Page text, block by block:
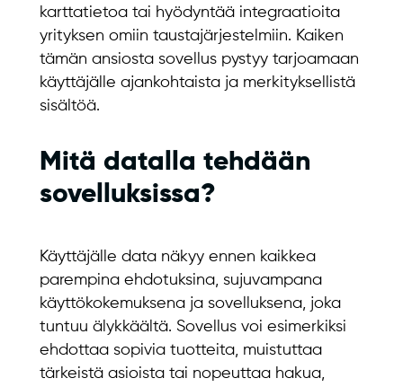
karttatietoa tai hyödyntää integraatioita
yrityksen omiin taustajärjestelmiin. Kaiken
tämän ansiosta sovellus pystyy tarjoamaan
käyttäjälle ajankohtaista ja merkityksellistä
sisältöä.
Mitä datalla tehdään
sovelluksissa?
Käyttäjälle data näkyy ennen kaikkea
parempina ehdotuksina, sujuvampana
käyttökokemuksena ja sovelluksena, joka
tuntuu älykkäältä. Sovellus voi esimerkiksi
ehdottaa sopivia tuotteita, muistuttaa
tärkeistä asioista tai nopeuttaa hakua,